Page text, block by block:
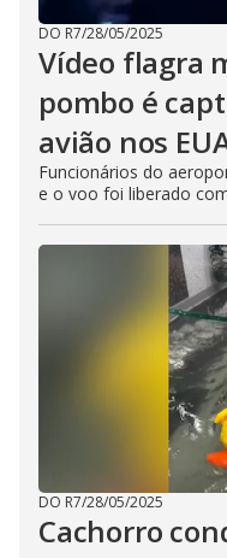
DO R7/28/05/2025
Vídeo flagra
pombo é
avião nos
Funcionários do
e o voo foi liberado
DO R7/28/05/2025
Cachorro